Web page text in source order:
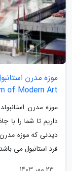
of Modern Art
موزه مدرن
داریم تا شما را با
دیدنی که موزه
فرد استانبول می